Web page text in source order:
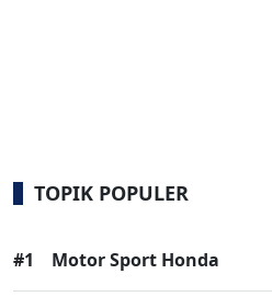
TOPIK POPULER
#1 Motor Sport Honda